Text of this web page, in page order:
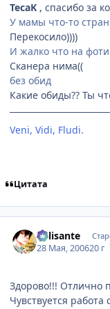
TecaK , спасибо за
У мамы что-то
Перекосило))))
И жалко что на
Сканера нима((
без обид
Какие обиды?? Ты
Veni, Vidi, Fludi.
Цитата
Milisante
28 Мая, 200620 г
Здорово!!! Отлично
Чувствуется работа